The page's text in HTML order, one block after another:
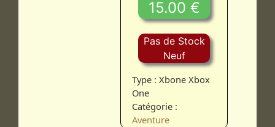
15.00 €
Pas de Stock
Neuf
Type : Xbone Xbox
One
Catégorie :
Aventure